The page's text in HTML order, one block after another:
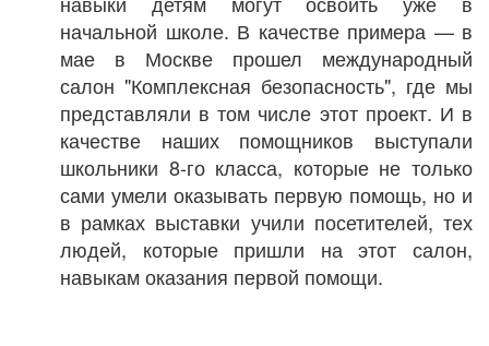
начальной школе. В качестве примера — в
мае в Москве прошел международный
салон "Комплексная безопасность", где мы
представляли в том числе этот проект. И в
качестве наших помощников выступали
школьники 8-го класса, которые не только
сами умели оказывать первую помощь, но и
в рамках выставки учили посетителей, тех
людей, которые пришли на этот салон,
навыкам оказания первой помощи.